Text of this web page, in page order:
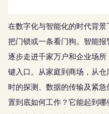
在数字化与智能化的时代背
把门锁或一条看门狗。智能
逐步走进千家万户和企业场
键入口。从家庭到商场，从
时的探测、数据的传输及紧
置到底如何工作？它能起到